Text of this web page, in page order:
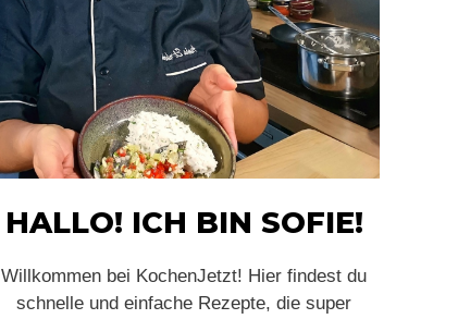
HALLO! ICH BIN SOFIE!
Willkommen bei KochenJetzt! Hier findest du
schnelle und einfache Rezepte, die super